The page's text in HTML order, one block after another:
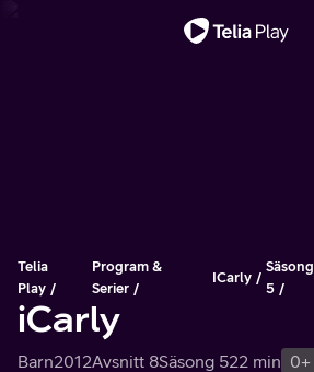
Telia
Play
Program &
Serier
ICarly
Säsong
5
iCarly
Barn2012Avsnitt 8Säsong 522 min 0+